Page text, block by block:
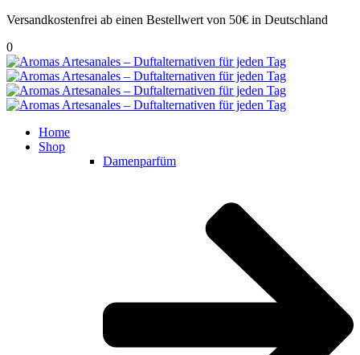
Versandkostenfrei ab einen Bestellwert von 50€ in Deutschland
0
Home
Shop
Damenparfüm